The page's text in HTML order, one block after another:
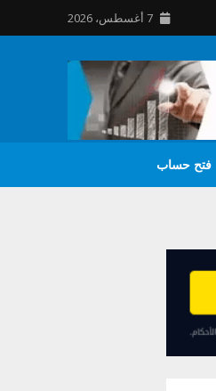
7 أغسطس، 2026
فتح حساب